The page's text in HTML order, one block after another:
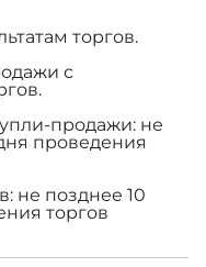
торгов.
с
продажи: не
проведения
не позднее 10
торгов